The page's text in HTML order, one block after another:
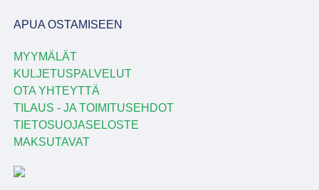
APUA OSTAMISEEN
MYYMÄLÄT
KULJETUSPALVELUT
OTA YHTEYTTÄ
TILAUS - JA TOIMITUSEHDOT
TIETOSUOJASELOSTE
MAKSUTAVAT